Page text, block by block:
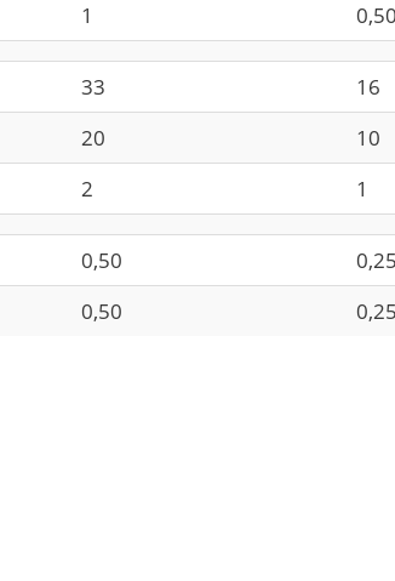
1 0,50
33
16
20
10
2 1
0,50
0,25
0,50 0,25